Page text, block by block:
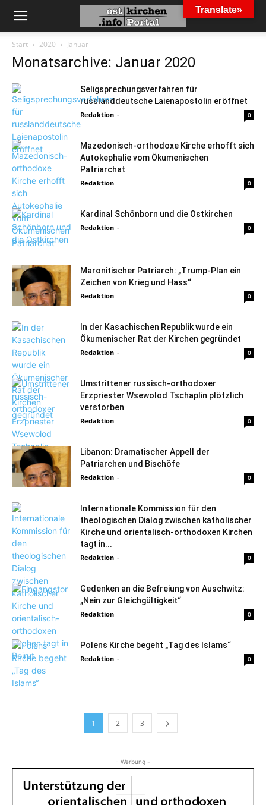
Start 2020 Januar
Monatsarchive: Januar 2020
Seligsprechungsverfahren für
russlanddeutsche Laienapostolin eröffnet
Redaktion - 0
Mazedonisch-orthodoxe Kirche erhofft sich
Autokephalie vom Ökumenischen
Patriarchat
Redaktion - 0
Kardinal Schönborn und die Ostkirchen
Redaktion - 0
Maronitischer Patriarch: „Trump-Plan ein
Zeichen von Krieg und Hass“
Redaktion - 0
In der Kasachischen Republik wurde ein
Ökumenischer Rat der Kirchen gegründet
Redaktion - 0
Umstrittener russisch-orthodoxer
Erzpriester Wsewolod Tschaplin plötzlich
verstorben
Redaktion - 0
Libanon: Dramatischer Appell der
Patriarchen und Bischöfe
Redaktion - 0
Internationale Kommission für den
theologischen Dialog zwischen katholischer
Kirche und orientalisch-orthodoxen Kirchen
tagt in...
Redaktion - 0
Gedenken an die Befreiung von Auschwitz:
„Nein zur Gleichgültigkeit“
Redaktion - 0
Polens Kirche begeht „Tag des Islams“
Redaktion - 0
1 2 3
- Werbung -
Translate»